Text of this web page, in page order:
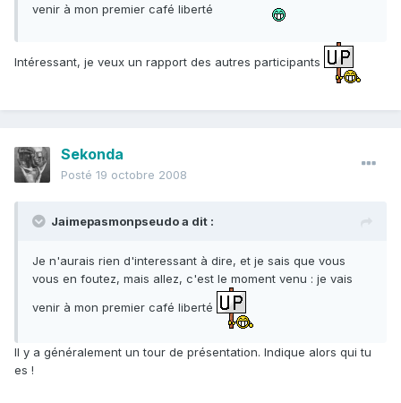
venir à mon premier café liberté
Intéressant, je veux un rapport des autres participants
Sekonda
Posté 19 octobre 2008
Jaimepasmonpseudo a dit :
Je n'aurais rien d'interessant à dire, et je sais que vous
vous en foutez, mais allez, c'est le moment venu : je vais
venir à mon premier café liberté
Il y a généralement un tour de présentation. Indique alors qui tu
es !